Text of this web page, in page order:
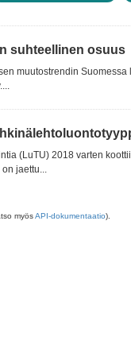
suhteellinen osuus
muutostrendin
(LuTU) 2018 varten
jaettu...
myösAPI-dokumentaatio).